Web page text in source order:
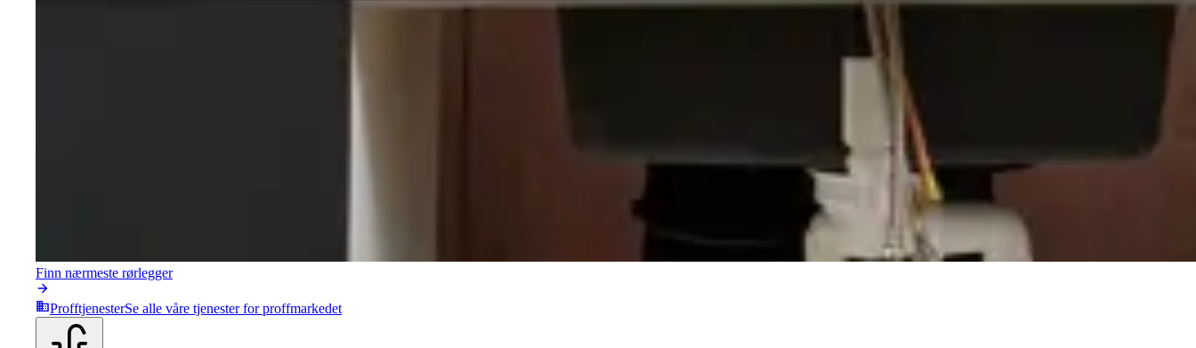
Finn nærmeste rørlegger
ProfftjenesterSe alle våre tjenester for proffmarkedet